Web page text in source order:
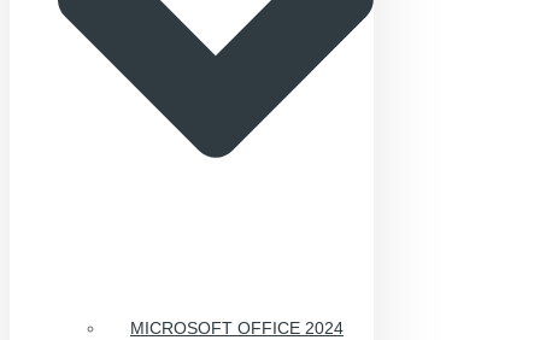
MICROSOFT OFFICE 2024